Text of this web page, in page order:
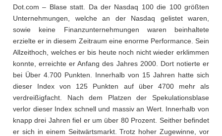
Dot.com – Blase statt. Da der Nasdaq 100 die 100 größten
Unternehmungen, welche an der Nasdaq gelistet waren,
sowie keine Finanzunternehmungen waren beinhaltete
erzielte er in diesem Zeitraum eine enorme Performance. Sein
Allzeithoch, welches er bis heute noch nicht wieder erklimmen
konnte, erreichte er Anfang des Jahres 2000. Dort notierte er
bei Über 4.700 Punkten. Innerhalb von 15 Jahren hatte sich
dieser Index von 125 Punkten auf über 4700 mehr als
verdreißigfacht. Nach dem Platzen der Spekulationsblase
verlor dieser Index schnell und massiv an Wert. Innerhalb von
knapp drei Jahren fiel er um über 80 Prozent. Seither befindet
er sich in einem Seitwärtsmarkt. Trotz hoher Zugewinne, vor